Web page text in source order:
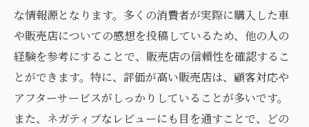
エンジンルームとボディの状態確認
インテリアの劣化具合と使用感の評価
タイヤやブレーキの消耗具合の確認
販売店での価格交渉成功のための秘訣と注意点
事前に市場価格を調査する重要性
な情報源となります。多くの消費者が実際に購入した車
や販売店についての感想を投稿しているため、他の人の
経験を参考にすることで、販売店の信頼性を確認するこ
とができます。特に、評価が高い販売店は、顧客対応や
アフターサービスがしっかりしていることが多いです。
また、ネガティブなレビューにも目を通すことで、どの